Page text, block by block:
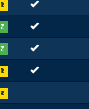
R
Z
Z
R
R